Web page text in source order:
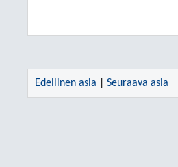
Edellinen asia Seuraava asia